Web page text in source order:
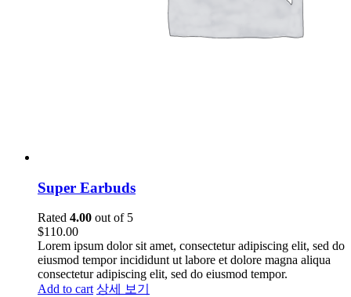
Super Earbuds
Rated 4.00 out of 5
$110.00
Lorem ipsum dolor sit amet, consectetur adipiscing elit, sed do
eiusmod tempor incididunt ut labore et dolore magna aliqua
consectetur adipiscing elit, sed do eiusmod tempor.
Add to cart 상세 보기